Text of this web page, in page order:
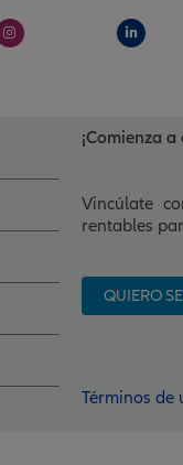
I
n
s
L
i
n
i
¡Comienza
Vincúlate
rentables
QUIERO
Términos de